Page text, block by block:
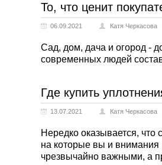
То, что ценит
06.09.2021 Катя Черкасова
Сад, дом, дача и огород -
современных людей
Где купить
13.07.2021 Катя Черкасова
Нередко оказывается,
на которые вы и
чрезвычайно важными, а